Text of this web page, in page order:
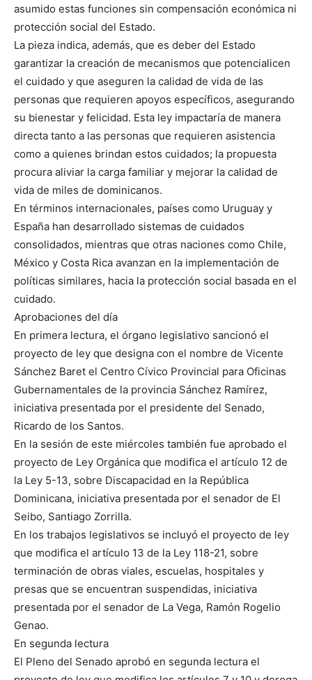
asumido estas funciones sin compensación económica ni
protección social del Estado.
La pieza indica, además, que es deber del Estado
garantizar la creación de mecanismos que potencialicen
el cuidado y que aseguren la calidad de vida de las
personas que requieren apoyos específicos, asegurando
su bienestar y felicidad. Esta ley impactaría de manera
directa tanto a las personas que requieren asistencia
como a quienes brindan estos cuidados; la propuesta
procura aliviar la carga familiar y mejorar la calidad de
vida de miles de dominicanos.
En términos internacionales, países como Uruguay y
España han desarrollado sistemas de cuidados
consolidados, mientras que otras naciones como Chile,
México y Costa Rica avanzan en la implementación de
políticas similares, hacia la protección social basada en el
cuidado.
Aprobaciones del día
En primera lectura, el órgano legislativo sancionó el
proyecto de ley que designa con el nombre de Vicente
Sánchez Baret el Centro Cívico Provincial para Oficinas
Gubernamentales de la provincia Sánchez Ramírez,
iniciativa presentada por el presidente del Senado,
Ricardo de los Santos.
En la sesión de este miércoles también fue aprobado el
proyecto de Ley Orgánica que modifica el artículo 12 de
la Ley 5-13, sobre Discapacidad en la República
Dominicana, iniciativa presentada por el senador de El
Seibo, Santiago Zorrilla.
En los trabajos legislativos se incluyó el proyecto de ley
que modifica el artículo 13 de la Ley 118-21, sobre
terminación de obras viales, escuelas, hospitales y
presas que se encuentran suspendidas, iniciativa
presentada por el senador de La Vega, Ramón Rogelio
Genao.
En segunda lectura
El Pleno del Senado aprobó en segunda lectura el